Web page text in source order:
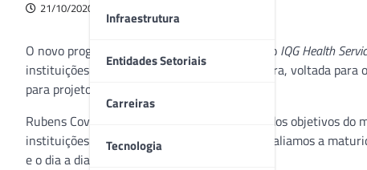
Infraestrutura
Entidades Setoriais
Carreiras
Tecnologia
21/10/2020
O novo programa de monitoramento digital do IQG Health
instituições participantes. A iniciativa brasileira, voltada para
para projetos na Europa e no Canadá.
Rubens Covello, CEO do IQG, explica que um dos objetivos
instituições de saúde. “Nós monitoramos e avaliamos a
e o dia a dia do cuidado se relacionam.”